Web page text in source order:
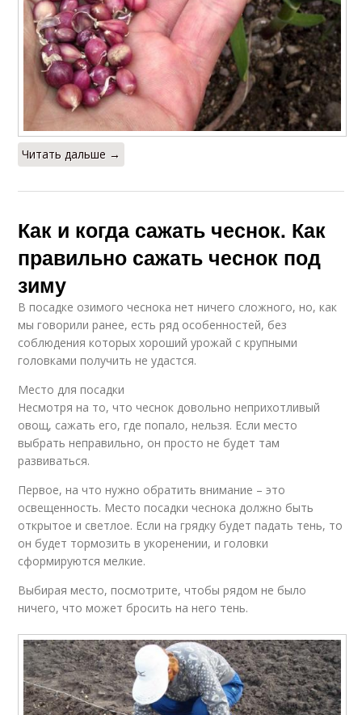
Читать дальше →
Как и когда сажать чеснок. Как
правильно сажать чеснок под
зиму
В посадке озимого чеснока нет ничего сложного, но, как
мы говорили ранее, есть ряд особенностей, без
соблюдения которых хороший урожай с крупными
головками получить не удастся.
Место для посадки
Несмотря на то, что чеснок довольно неприхотливый
овощ, сажать его, где попало, нельзя. Если место
выбрать неправильно, он просто не будет там
развиваться.
Первое, на что нужно обратить внимание – это
освещенность. Место посадки чеснока должно быть
открытое и светлое. Если на грядку будет падать тень, то
он будет тормозить в укоренении, и головки
сформируются мелкие.
Выбирая место, посмотрите, чтобы рядом не было
ничего, что может бросить на него тень.